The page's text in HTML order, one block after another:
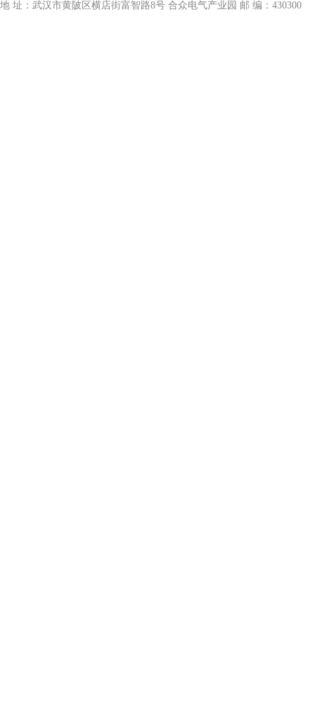
地 址：武汉市黄陂区横店街富智路8号 合众电气产业园 邮 编：430300